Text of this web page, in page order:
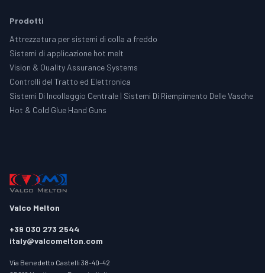
Prodotti
Attrezzatura per sistemi di colla a freddo
Sistemi di applicazione hot melt
Vision & Quality Assurance Systems
Controlli del Tratto ed Elettronica
Sistemi Di Incollaggio Centrale | Sistemi Di Riempimento Delle Vasche
Hot & Cold Glue Hand Guns
Valco Melton
+39 030 273 2544
italy@valcomelton.com
Via Benedetto Castelli 38-40-42